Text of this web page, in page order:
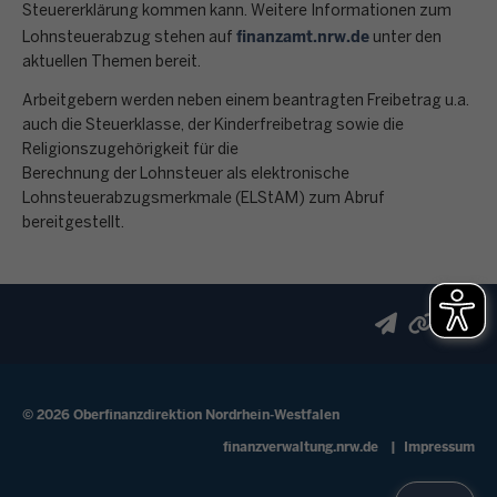
Steuererklärung kommen kann. Weitere Informationen zum
Lohnsteuerabzug stehen auf finanzamt.nrw.de unter den
aktuellen Themen bereit.
Arbeitgebern werden neben einem beantragten Freibetrag u.a.
auch die Steuerklasse, der Kinderfreibetrag sowie die
Religionszugehörigkeit für die
Berechnung der Lohnsteuer als elektronische
Lohnsteuerabzugsmerkmale (ELStAM) zum Abruf
bereitgestellt.
© 2026 Oberfinanzdirektion Nordrhein-Westfalen
finanzverwaltung.nrw.de Impressum